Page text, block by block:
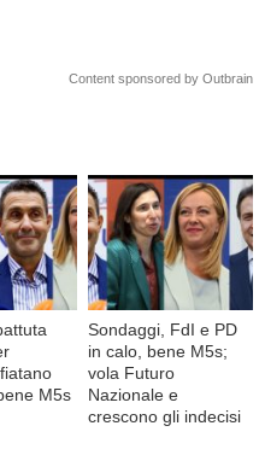
Content sponsored by Outbrain
M5s
Sondaggi, FdI e PD
in calo, bene M5s;
vola Futuro
Nazionale e
crescono gli indecisi